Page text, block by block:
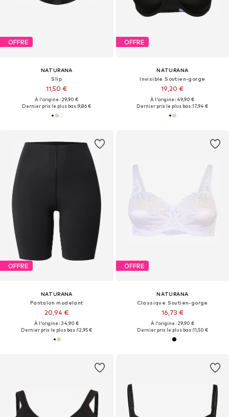
OFFRE
NATURANA
Slip
11,50 €
À l'origine : 29,90 €
Dernier prix le plus bas :9,86 €
OFFRE
NATURANA
Invisible Soutien-gorge
19,20 €
À l'origine : 49,90 €
Dernier prix le plus bas :17,94 €
OFFRE
NATURANA
Pantalon modelant
20,94 €
À l'origine : 34,90 €
Dernier prix le plus bas :12,95 €
OFFRE
NATURANA
Classique Soutien-gorge
16,73 €
À l'origine : 29,90 €
Dernier prix le plus bas :11,50 €